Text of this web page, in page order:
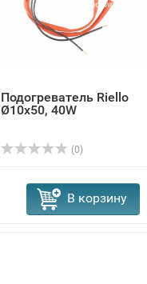
Подогреватель Riello
Ø10x50, 40W
(0)
В корзину